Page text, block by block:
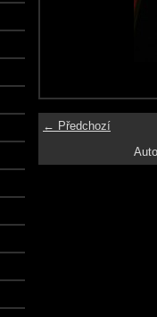
← Předchozí